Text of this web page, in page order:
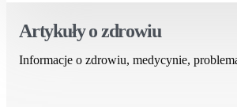
Artykuły o zdrowiu
Informacje o zdrowiu, medycynie,